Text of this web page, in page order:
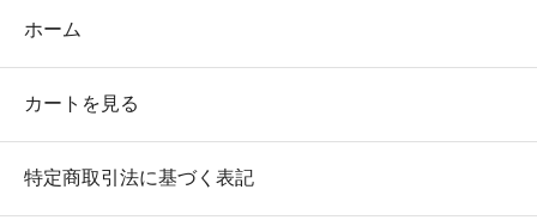
ホーム
カートを見る
特定商取引法に基づく表記